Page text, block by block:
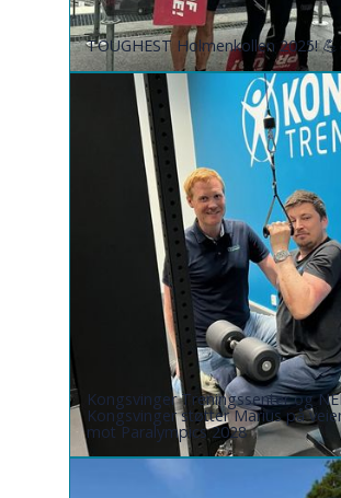
TOUGHEST Holmenkollen 2025!
Kongsvinger Treningssenter og
Kongsvinger støtter Marius på
mot Paralympics 2028